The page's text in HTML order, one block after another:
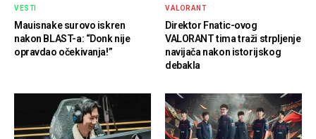
VESTI
Mauisnake surovo iskren
nakon BLAST-a: “Donk nije
opravdao očekivanja!”
VALORANT
Direktor Fnatic-ovog
VALORANT tima traži strpljenje
navijača nakon istorijskog
debakla